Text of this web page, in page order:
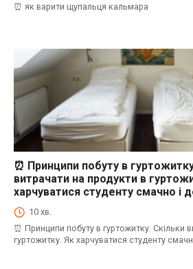
⏰ як варити щупальця кальмара
⏰Енциклопедія Coofood. Як економити час і гроші
⏰ Принципи побуту в
витрачати на продукти в
харчуватися студенту смачно і
10 хв.
⏰ Принципи побуту в гуртожитку. Скільки
гуртожитку. Як харчуватися студенту